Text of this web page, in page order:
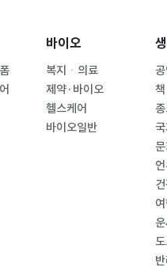
바이오
복지ㆍ의료
제약·바이오
헬스케어
바이오일반
책